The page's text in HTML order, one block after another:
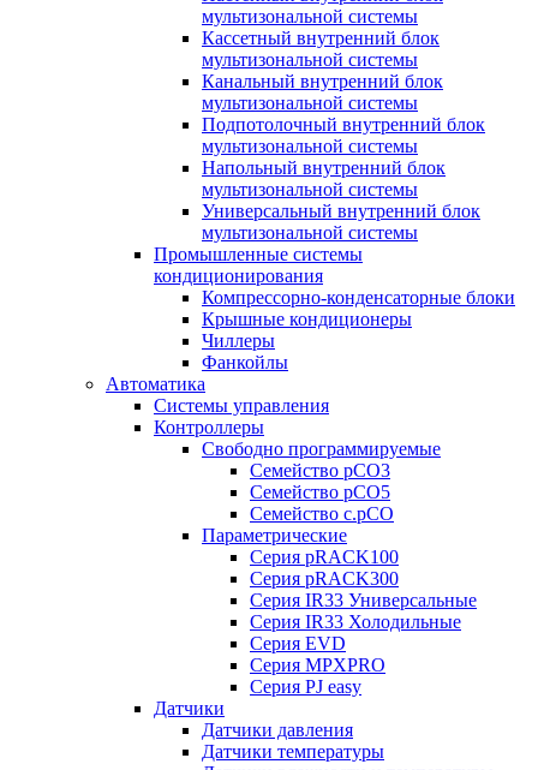
мультизональной системы
Кассетный внутренний блок
мультизональной системы
Канальный внутренний блок
мультизональной системы
Подпотолочный внутренний блок
мультизональной системы
Напольный внутренний блок
мультизональной системы
Универсальный внутренний блок
мультизональной системы
Промышленные системы
кондиционирования
Компрессорно-конденсаторные блоки
Крышные кондиционеры
Чиллеры
Фанкойлы
Автоматика
Системы управления
Контроллеры
Свободно программируемые
Семейство pCO3
Семейство pCO5
Семейство c.pCO
Параметрические
Серия pRACK100
Серия pRACK300
Серия IR33 Универсальные
Серия IR33 Холодильные
Серия EVD
Серия MPXPRO
Серия PJ easy
Датчики
Датчики давления
Датчики температуры